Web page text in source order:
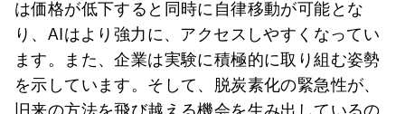
は価格が低下すると同時に自律移動が可能とな
り、AIはより強力に、アクセスしやすくなってい
ます。また、企業は実験に積極的に取り組む姿勢
を示しています。そして、脱炭素化の緊急性が、
旧来の方法を飛び越える機会を生み出しているの